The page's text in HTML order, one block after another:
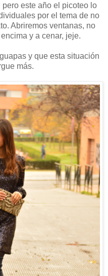
este año el picoteo lo
por el tema de no
Abriremos ventanas, no
y a cenar, jeje.
y que esta situación
más.